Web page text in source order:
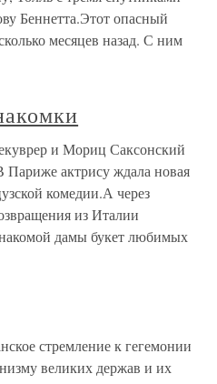
Беннетта.Этот опасный
месяцев назад. С ним
и Мориц Саксонский
актрису ждала новая
комедии.А через
из Италии
дамы букет любимых
стремление к гегемонии
великих держав и их